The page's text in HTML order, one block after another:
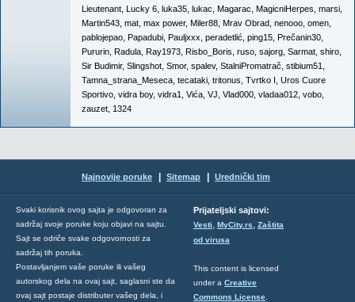
Lieutenant Lucky 6 luka35 lukac Magarac MagicniHerpes marsi
Martin543 mat max power, Miler88 Mrav Obrad nenooo omen
pablojepao Papadubi Pauljxxx peradetlić ping15 Prečanin30
Pururin Radula Ray1973 Risbo_Boris ruso sajorg Sarmat shiro
Sir Budimir, Slingshot Smor, spalev, StalniPromatrač stibium51
Tamna_strana_Meseca tecataki tritonus Tvrtko I Uros Cuore
Sportivo vidra boy, vidra1 Vića VJ Vlad000 vladaa012 vobo
zauzet 1324
Najnovije poruke Sitemap Urednički tim
Svaki korisnik ovog sajta je odgovoran za
sadržaj svoje poruke koju objavi na sajtu.
Sajt se odriče svake odgovornosti za
sadržaj tih poruka.
Postavljanjem vaše poruke ili vašeg
autorskog dela na ovaj sajt, saglasni ste da
ovaj sajt postaje distributer vašeg dela, i
Prijateljski sajtovi:
Vesti, MyCity.rs, Zaštita
od virusa
This content is licensed
under a Creative
Commons License